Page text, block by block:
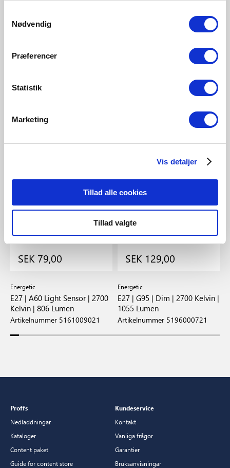
Nødvendig
Præferencer
Statistik
Marketing
Vis detaljer
Tillad alle cookies
Tillad valgte
5231000923
SEK 79,00
Energetic
E27 | A60 Light Sensor | 2700
Kelvin | 806 Lumen
Artikelnummer 5161009021
SEK 129,00
Energetic
E27 | G95 | Dim | 2700 Kelvin |
1055 Lumen
Artikelnummer 5196000721
Proffs
Nedladdningar
Kataloger
Content paket
Guide for content store
Kundeservice
Kontakt
Vanliga frågor
Garantier
Bruksanvisningar